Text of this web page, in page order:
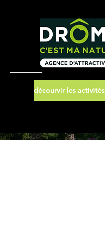
décourvir les activités